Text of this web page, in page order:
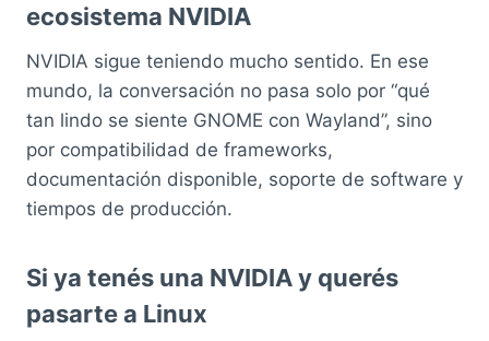
ecosistema NVIDIA
NVIDIA sigue teniendo mucho sentido. En ese
mundo, la conversación no pasa solo por “qué
tan lindo se siente GNOME con Wayland”, sino
por compatibilidad de frameworks,
documentación disponible, soporte de software y
tiempos de producción.
Si ya tenés una NVIDIA y querés
pasarte a Linux